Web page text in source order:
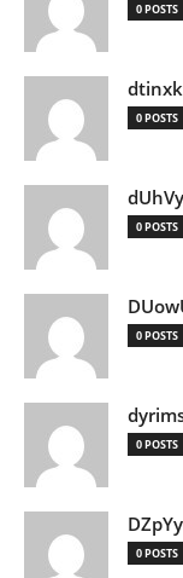
0 POSTS
0 POSTS
0 POSTS
0 POSTS
0 POSTS
0 POSTS